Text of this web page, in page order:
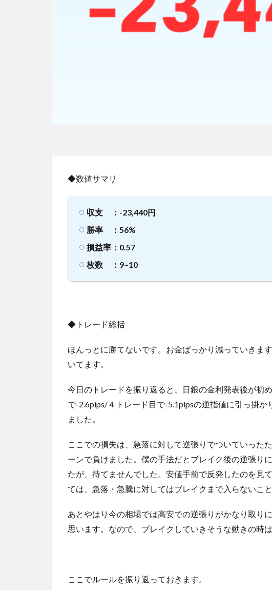
◆数値サマリ
収支 ：-23,440円
勝率 ：56%
損益率：0.57
枚数 ：9~10
◆トレード総括
ほんっとに勝てないです。お金ばっかり減っていきま
いてます。
今日のトレードを振り返ると、日銀の金利発表後が初
で-2.6pips/４トレード目で-5.1pipsの逆指値に引っ掛
ました。
ここでの損失は、急落に対して逆張りでついていった
ーンで負けました。僕の手法だとブレイク後の逆張り
たが、待てませんでした。安値手前で反発したのを見
ては、急落・急騰に対してはブレイクまで入らないこ
あとやはり今の相場では高安での逆張りがかなり取り
思います。なので、ブレイクしていきそうな動きの時
ここでルールを振り返っておきます。